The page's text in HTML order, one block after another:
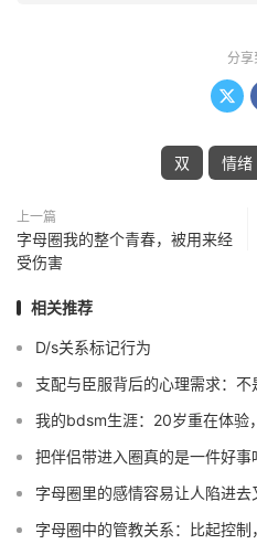
分享

双 情绪
上一篇
字母圈我的整个青春，被用来经
受伤害
相关推荐
D/s关系标记行为
支配与臣服背后的心理需求：
我的bdsm生涯：20岁重在体验
把伴侣带进入圈真的是一件好事
字母圈里的感情容易让人陷进去
字母圈中的管教关系：比起控